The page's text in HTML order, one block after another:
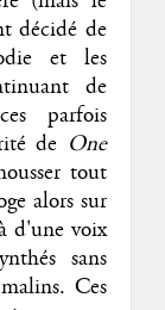
décidé de
et les
de
parfois
de One
tout
alors sur
d'une voix
sans
Ces